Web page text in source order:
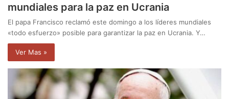
mundiales para la paz en Ucrania
El papa Francisco reclamó este domingo a los líderes mundiales
«todo esfuerzo» posible para garantizar la paz en Ucrania. Y…
Ver Mas »